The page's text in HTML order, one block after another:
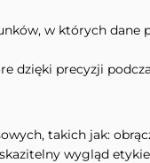
w których dane
dzięki precyzji
takich jak:
wygląd